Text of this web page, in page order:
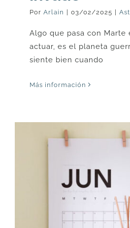
Por Arlain 03/02/2025
Algo que pasa con Marte
actuar, es el planeta
siente bien cuando
Más información